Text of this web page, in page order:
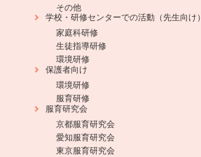
その他
学校・研修センターでの活動（先生向け）
家庭科研修
生徒指導研修
環境研修
保護者向け
環境研修
服育研修
服育研究会
京都服育研究会
愛知服育研究会
東京服育研究会